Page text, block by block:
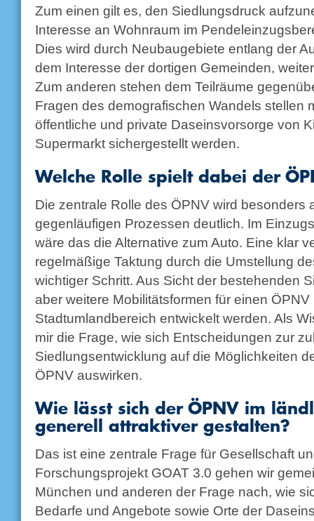
Zum einen gilt es, den Siedlungsdruck
Interesse an Wohnraum im
Dies wird durch Neubaugebiete entlang der
dem Interesse der dortigen Gemeinden,
Zum anderen stehen dem Teilräume
Fragen des demografischen Wandels stellen
öffentliche und private Daseinsvorsorge von
Supermarkt sichergestellt werden.
Welche Rolle spielt dabei der
Die zentrale Rolle des ÖPNV wird besonders
gegenläufigen Prozessen deutlich. Im
wäre das die Alternative zum Auto. Eine klar
regelmäßige Taktung durch die Umstellung
wichtiger Schritt. Aus Sicht der bestehenden
aber weitere Mobilitätsformen für einen
Stadtumlandbereich entwickelt werden. Als
mir die Frage, wie sich Entscheidungen zur
Siedlungsentwicklung auf die Möglichkeiten
ÖPNV auswirken.
Wie lässt sich der ÖPNV im
generell attraktiver gestalten?
Das ist eine zentrale Frage für Gesellschaft
Forschungsprojekt GOAT 3.0 gehen wir
München und anderen der Frage nach, wie
Bedarfe und Angebote sowie Orte der